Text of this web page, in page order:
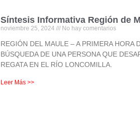
Síntesis Informativa Región de
noviembre 25, 2024 No hay comentarios
REGIÓN DEL MAULE – A PRIMERA HORA
BÚSQUEDA DE UNA PERSONA QUE
REGATA EN EL RÍO LONCOMILLA.
Leer Más >>